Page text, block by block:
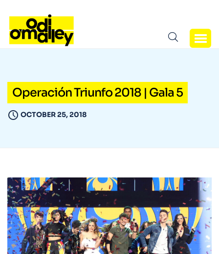
Operación Triunfo 2018 | Gala 5
OCTOBER 25, 2018